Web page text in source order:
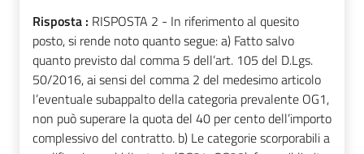
Risposta : RISPOSTA 2 - In riferimento al quesito
posto, si rende noto quanto segue: a) Fatto salvo
quanto previsto dal comma 5 dell’art. 105 del D.Lgs.
50/2016, ai sensi del comma 2 del medesimo articolo
l’eventuale subappalto della categoria prevalente OG1,
non può superare la quota del 40 per cento dell’importo
complessivo del contratto. b) Le categorie scorporabili a